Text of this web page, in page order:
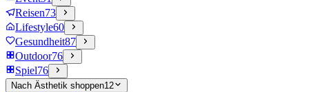
Reisen73
Lifestyle60
Gesundheit87
Outdoor76
Spiel76
Nach Ästhetik shoppen12